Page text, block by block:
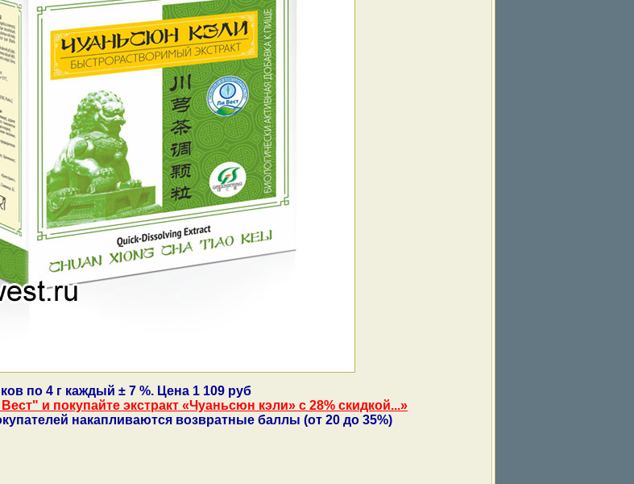
по 4 г каждый ± 7 %. Цена 1 109 руб
и покупайте экстракт «Чуаньсюн кэли» с 28% скидкой...»
накапливаются возвратные баллы (от 20 до 35%)